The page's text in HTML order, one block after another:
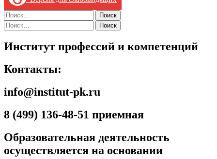
Найти:
Найти:
Институт профессий и компетенций
Контакты:
info@institut-pk.ru
8 (499) 136-48-51 приемная
Образовательная деятельность
осуществляется на основании